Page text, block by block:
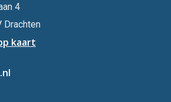
4
Drachten
kaart